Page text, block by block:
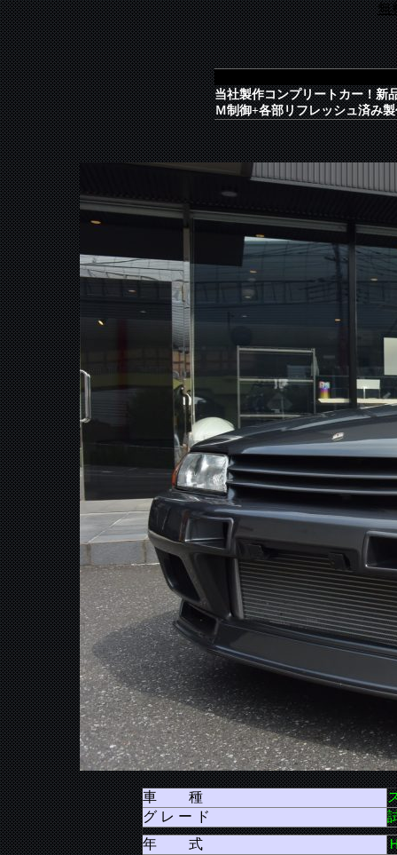
無
当社製作コンプリートカー！新
Ｍ制御+各部リフレッシュ済み
車 種
グ レ ー ド
年 式